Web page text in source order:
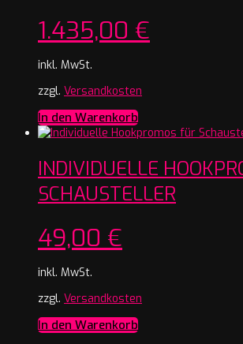
1.435,00 €
inkl. MwSt.
zzgl. Versandkosten
In den Warenkorb
INDIVIDUELLE
SCHAUSTELLER
49,00 €
inkl. MwSt.
zzgl. Versandkosten
In den Warenkorb